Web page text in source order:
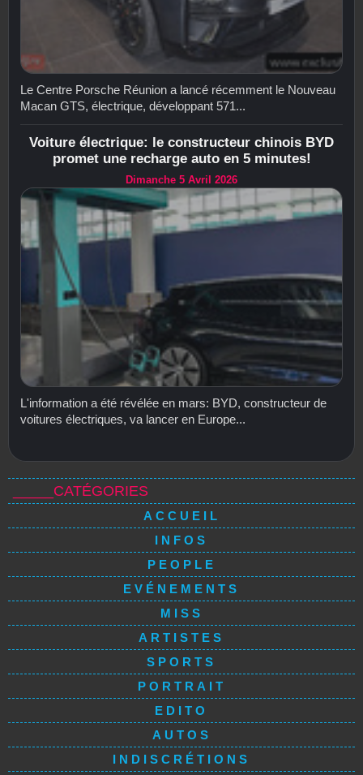
Le Centre Porsche Réunion a lancé récemment le Nouveau
Macan GTS, électrique, développant 571...
Voiture électrique: le constructeur chinois BYD
promet une recharge auto en 5 minutes!
Dimanche 5 Avril 2026
L'information a été révélée en mars: BYD, constructeur de
voitures électriques, va lancer en Europe...
_____CATÉGORIES
ACCUEIL
INFOS
PEOPLE
EVÉNEMENTS
MISS
ARTISTES
SPORTS
PORTRAIT
EDITO
AUTOS
INDISCRÉTIONS